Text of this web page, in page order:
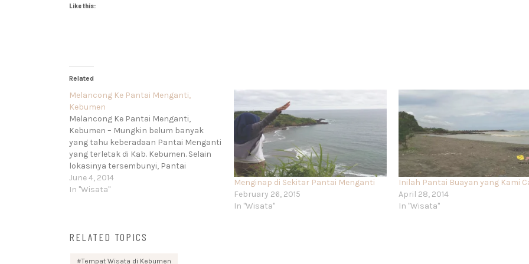
Like this:
Related
Melancong Ke Pantai Menganti,
Kebumen
Melancong Ke Pantai Menganti,
Kebumen – Mungkin belum banyak
yang tahu keberadaan Pantai Menganti
yang terletak di Kab. Kebumen. Selain
lokasinya tersembunyi, Pantai
Menganti jarang menjadi destinasi
wisata. Para wisatawan lebih memilih
“Sudah pukul 13.00 WIB, nih.…
June 4, 2014
In "Wisata"
Menginap di Sekitar Pantai Menganti
February 26, 2015
In "Wisata"
Inilah Pantai Buayan yang Kami
April 28, 2014
In "Wisata"
RELATED TOPICS
Tempat Wisata di Kebumen